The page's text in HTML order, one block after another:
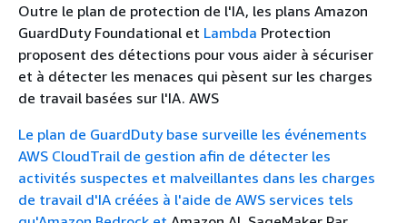
Outre le plan de protection de l'IA, les plans Amazon
GuardDuty Foundational et Lambda Protection
proposent des détections pour vous aider à sécuriser
et à détecter les menaces qui pèsent sur les charges
de travail basées sur l'IA. AWS
Le plan de GuardDuty base surveille les événements
AWS CloudTrail de gestion afin de détecter les
activités suspectes et malveillantes dans les charges
de travail d'IA créées à l'aide de AWS services tels